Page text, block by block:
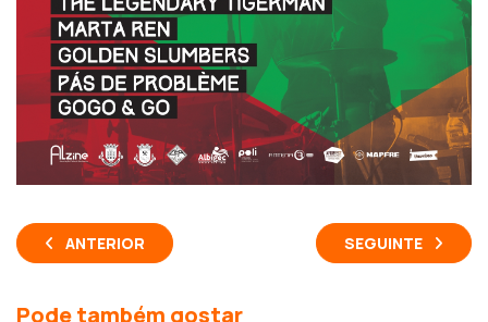
ANTERIOR SEGUINTE
Pode também gostar